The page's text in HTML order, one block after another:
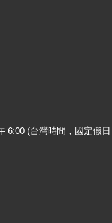
6:00 (台灣時間，國定假日